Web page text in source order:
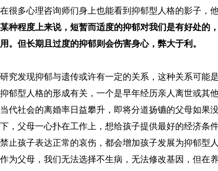
在很多心理咨询师们身上也能看到抑郁型人格的影子，
某种程度上来说，短暂而适度的抑郁对我们是有好处的
用。但长期且过度的抑郁则会伤害身心，弊大于利。
研究发现抑郁与遗传或许有一定的关系，这种关系可能
抑郁型人格的形成有关，一个是早年经历亲人离世或其
当代社会的离婚率日益攀升，即将分道扬镳的父母如果
下，父母一心扑在工作上，想给孩子提供最好的经济条
禁止孩子表达正常的哀伤，都会增加孩子发展为抑郁型
作为父母，我们无法选择不生病，无法修改基因，但在